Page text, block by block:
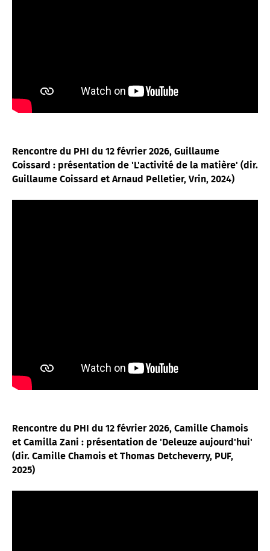
Rencontre du PHI du 12 février 2026, Guillaume
Coissard : présentation de 'L'activité de la matière' (dir.
Guillaume Coissard et Arnaud Pelletier, Vrin, 2024)
Rencontre du PHI du 12 février 2026, Camille Chamois
et Camilla Zani : présentation de 'Deleuze aujourd'hui'
(dir. Camille Chamois et Thomas Detcheverry, PUF,
2025)